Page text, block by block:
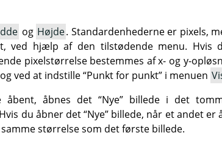
og Højde. Standardenhederne er pixels,
ved hjælp af den tilstødende menu. Hvis
pixelstørrelse bestemmes af x- og y-
ved at indstille“Punkt for punkt”i menuen
åbent, åbnes det “Nye”billede i det
du åbner det“Nye” billede, når et andet er
størrelse som det første billede.